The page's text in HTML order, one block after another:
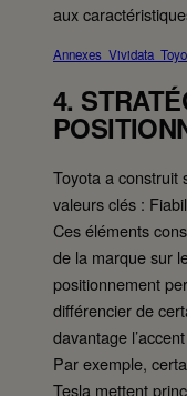
aux
4.
Toyota a construit
valeurs clés :
Ces éléments
de la marque sur
positionnement
différencier de
davantage
Par exemple,
Tesla mettent